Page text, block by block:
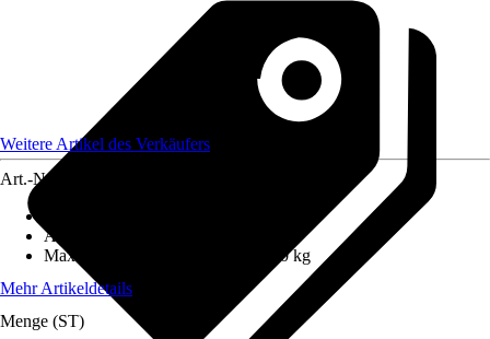
Weitere Artikel des Verkäufers
Art.-Nr.
Arbeitshöhe
Maximales Belastungsgewicht
150 kg
Mehr Artikeldetails
Menge (ST)